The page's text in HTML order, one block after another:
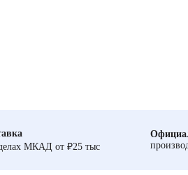
МКАД от ₽25 тыс